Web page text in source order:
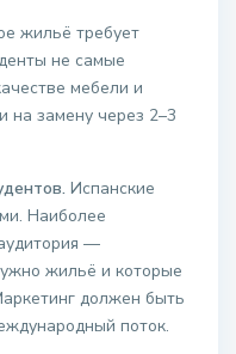
жильё требует
не самые
мебели и
на замену через 2–3
Испанские
Наиболее
—
жильё и которые
должен быть
поток.